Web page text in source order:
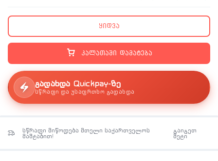
კალათაში დამატება
ყიდვა
გადახდა Quickpay-ზე
სწრაფი და უსაფრთხო გადახდა
სწრაფი მიწოდება მთელი საქართველოს
მაშტაბით!
გაიგეთ
მეტი